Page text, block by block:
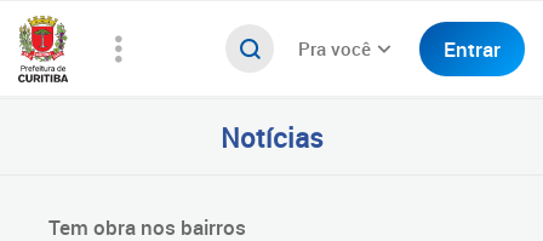
Pra você Entrar
Notícias
Tem obra nos bairros